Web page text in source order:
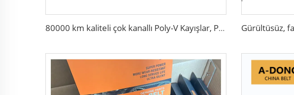
80000 km kaliteli çok kanallı Poly-V Kayışlar, Poly-V-Kayışlar/ Mikro V Kanatlı ve Sinüs kayışlar tahrik kayışları - Çin fabrikası/OEM hizmeti